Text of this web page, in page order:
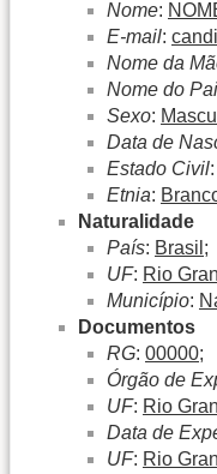
Nome:
E-mail:
Nome da
Nome do Pai
Sexo:
Data de
Estado Civil:
Etnia:
Naturalidade
País: Brasil ;
UF: Rio
Município:
Documentos
RG: 00000;
Órgão de
UF: Rio
Data de
UF: Rio